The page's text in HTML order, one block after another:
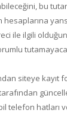
bu
hesaplarına
ile ilgili
siteye
telefon hatları